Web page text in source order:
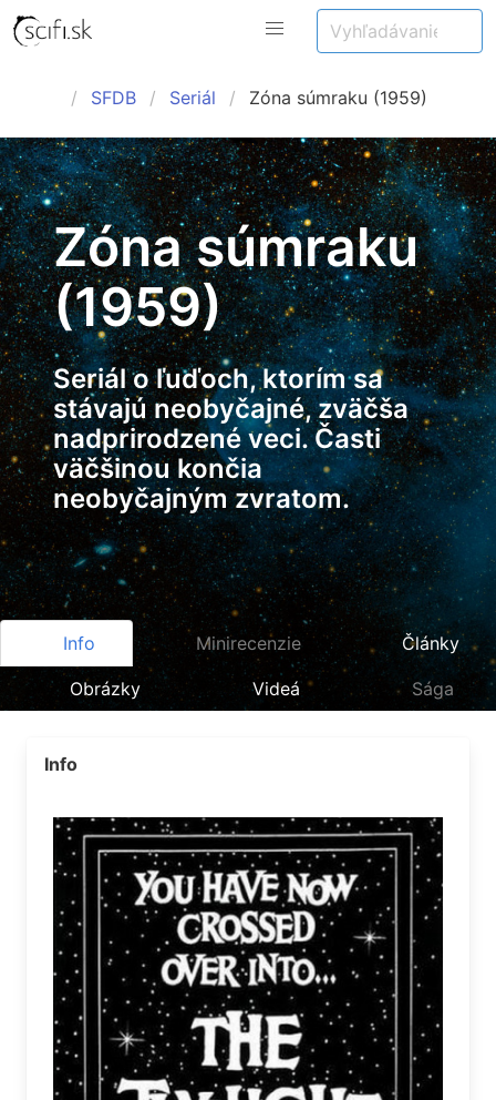
SFDB Seriál Zóna súmraku (1959)
Zóna súmraku
(1959)
Seriál o ľuďoch, ktorím sa
stávajú neobyčajné, zväčša
nadprirodzené veci. Časti
väčšinou končia
neobyčajným zvratom.
Info Minirecenzie Články
Obrázky Videá Sága
Info